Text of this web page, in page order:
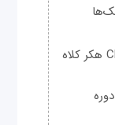
ماهنامه شبکه منتشر کرد: کتاب CEH هکر کلاه